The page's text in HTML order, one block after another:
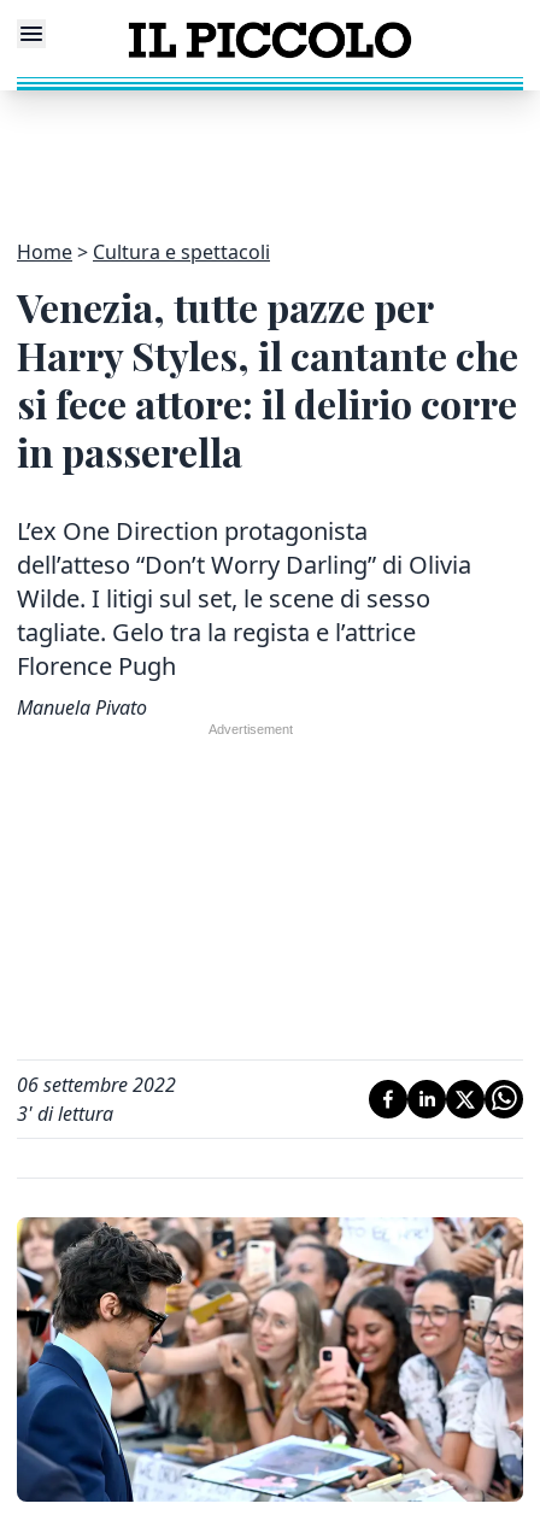
Home Cultura e spettacoli
Venezia, tutte pazze per
Harry Styles, il cantante che
si fece attore: il delirio corre
in passerella
L’ex One Direction protagonista
dell’atteso “Don’t Worry Darling” di Olivia
Wilde. I litigi sul set, le scene di sesso
tagliate. Gelo tra la regista e l’attrice
Florence Pugh
Manuela Pivato
06 settembre 2022
3' di lettura